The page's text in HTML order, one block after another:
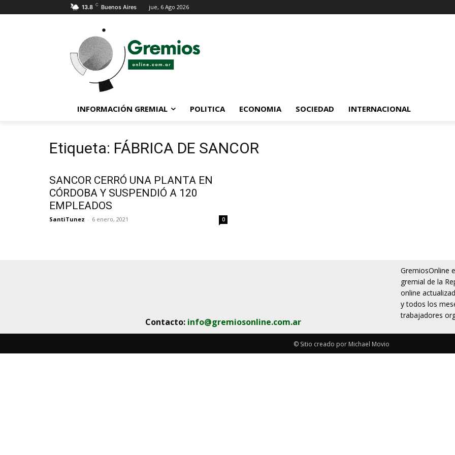
13.8 C Buenos Aires jue, 6 Ago 2026
INFORMACIÓN GREMIAL POLITICA ECONOMIA SOCIEDAD INTERNACIONAL
Etiqueta: FÁBRICA DE SANCOR
SANCOR CERRÓ UNA PLANTA EN
CÓRDOBA Y SUSPENDIÓ A 120
EMPLEADOS
SantiTunez - 6 enero, 2021 0
Contacto: info@gremiosonline.com.ar
GremiosOnline
gremial de la
online
y todos los
trabajadores
© Sitio creado por Michael Movio